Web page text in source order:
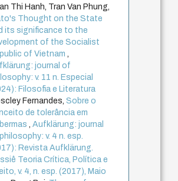
Thi Hanh, Tran Van Phung,
Thought on the State
its significance to the
of the Socialist
of Vietnam,
journal of
v. 11 n. Especial
Filosofia e Literatura
Fernandes,Sobre o
de tolerância em
,Aufklärung: journal
v. 4 n. esp.
Revista Aufklärung.
Teoria Crítica, Política e
v. 4, n. esp. (2017), Maio